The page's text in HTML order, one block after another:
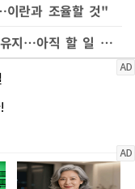
란과 조율할 것"
네타냐후 "이란 전쟁 전 역량 상당히 유지…아직 할 일 남아"